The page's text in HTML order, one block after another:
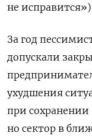
не
За год
допускали
ухудшения
при
но сектор в